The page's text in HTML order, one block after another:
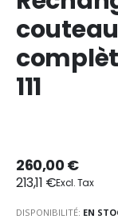
111
260,00 €
213,11 €
DISPONIBILITÉ: EN